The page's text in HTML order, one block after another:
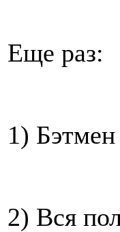
Еще раз:
1)
2) Вся